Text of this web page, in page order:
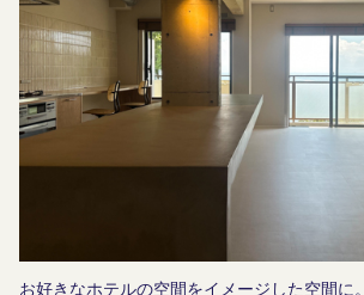
お好きなホテルの空間をイメージした空間に。